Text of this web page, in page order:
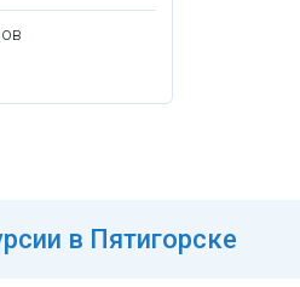
в Пятигорске